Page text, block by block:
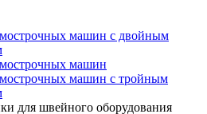
машин с двойным
машин
машин с тройным